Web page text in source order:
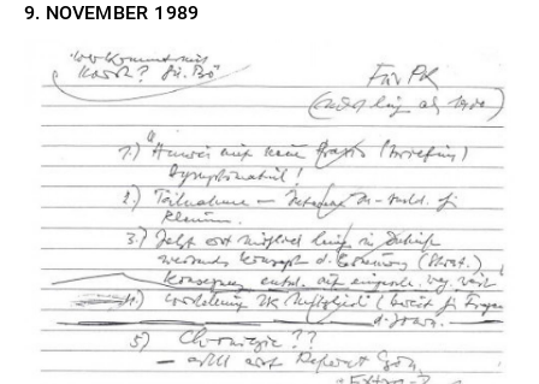
9. NOVEMBER 1989